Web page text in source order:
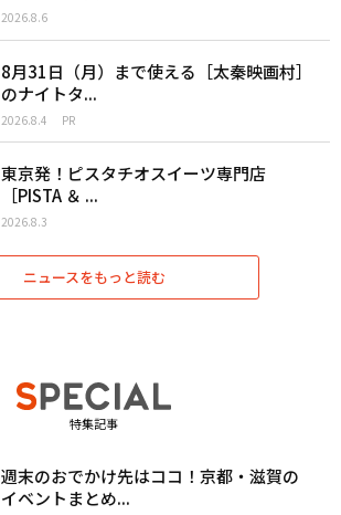
2026.8.6
8月31日（月）まで使える［太秦映画村］
のナイトタ...
2026.8.4 PR
東京発！ピスタチオスイーツ専門店
［PISTA ＆ ...
2026.8.3
ニュースをもっと読む
特集記事
週末のおでかけ先はココ！京都・滋賀の
イベントまとめ...